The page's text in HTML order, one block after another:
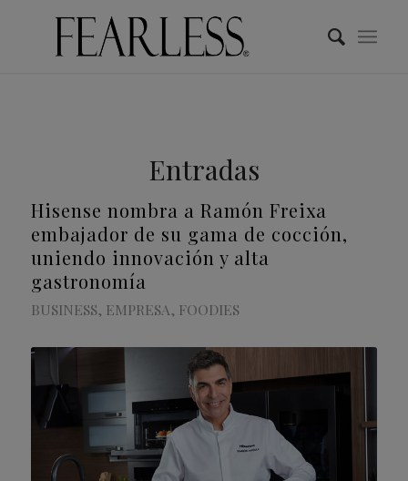
Entradas
Hisense nombra a Ramón Freixa
embajador de su gama de cocción,
uniendo innovación y alta
gastronomía
BUSINESS, EMPRESA, FOODIES